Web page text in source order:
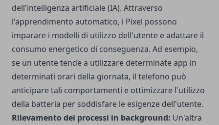
dell'intelligenza artificiale (IA). Attraverso
l'apprendimento automatico, i Pixel possono
imparare i modelli di utilizzo dell'utente e adattare il
consumo energetico di conseguenza. Ad esempio,
se un utente tende a utilizzare determinate app in
determinati orari della giornata, il telefono può
anticipare tali comportamenti e ottimizzare l'utilizzo
della batteria per soddisfare le esigenze dell'utente.
Rilevamento dei processi in background: Un'altra